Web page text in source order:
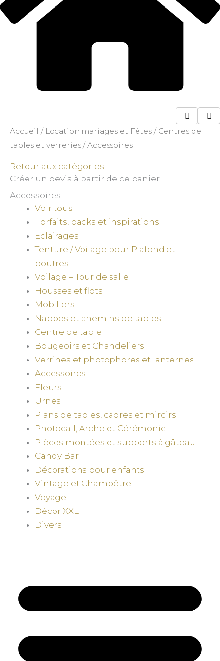
Accueil / Location mariages et Fêtes / Centres de
tables et verreries / Accessoires
Retour aux catégories
Créer un devis à partir de ce panier
Accessoires
Voir tous
Forfaits, packs et inspirations
Eclairages
Tenture / Voilage pour Plafond et
poutres
Voilage – Tour de salle
Housses et flots
Mobiliers
Nappes et chemins de tables
Centre de table
Bougeoirs et Chandeliers
Verrines et photophores et lanternes
Accessoires
Fleurs
Urnes
Plans de tables, cadres et miroirs
Photocall, Arche et Cérémonie
Pièces montées et supports à gâteau
Candy Bar
Décorations pour enfants
Vintage et Champêtre
Voyage
Décor XXL
Divers